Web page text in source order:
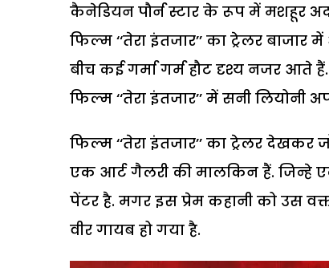
कैनेडियन पौर्न स्टार के रूप में मशहूर
फिल्म ‘‘तेरा इंतजार’’ का ट्रेलर
बीच कई गर्मा गर्म हौट दृश्य नजर आते
फिल्म ‘‘तेरा इंतजार’’ में सनी
फिल्म ‘‘तेरा इंतजार’’ का ट्रेलर
एक आर्ट गैलरी की मालकिन हैं. जिन्हे
पेंटर है. मगर इस प्रेम कहानी को उस
वीर गायब हो गया है.